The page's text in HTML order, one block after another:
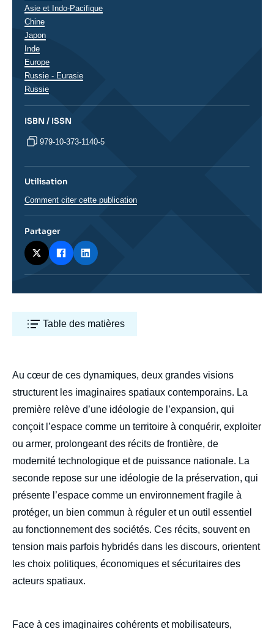
Table des matières
body
Au cœur de ces dynamiques, deux grandes visions
structurent les imaginaires spatiaux contemporains. La
première relève d’une idéologie de l’expansion, qui
conçoit l’espace comme un territoire à conquérir, exploiter
ou armer, prolongeant des récits de frontière, de
modernité technologique et de puissance nationale. La
seconde repose sur une idéologie de la préservation, qui
présente l’espace comme un environnement fragile à
protéger, un bien commun à réguler et un outil essentiel
au fonctionnement des sociétés. Ces récits, souvent en
tension mais parfois hybridés dans les discours, orientent
les choix politiques, économiques et sécuritaires des
acteurs spatiaux.
Face à ces imaginaires cohérents et mobilisateurs,
Asie et Indo-Pacifique
Chine
Japon
Inde
Europe
Russie - Eurasie
Russie
ISBN / ISSN
979-10-373-1140-5
Utilisation
Comment citer cette publication
Partager